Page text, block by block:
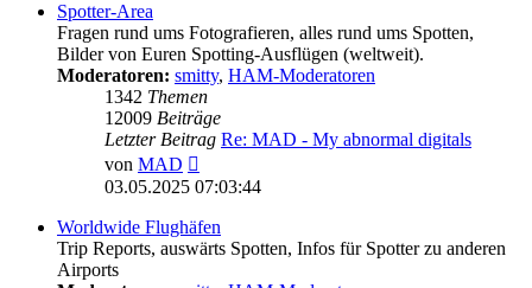
Spotter-Area
Fragen rund ums Fotografieren, alles rund ums Spotten,
Bilder von Euren Spotting-Ausflügen (weltweit).
Moderatoren: smitty, HAM-Moderatoren
1342 Themen
12009 Beiträge
Letzter Beitrag Re: MAD - My abnormal digitals
von MAD
Beitrag
03.05.2025 07:03:44
Worldwide Flughäfen
Trip Reports, auswärts Spotten, Infos für Spotter zu anderen
Airports